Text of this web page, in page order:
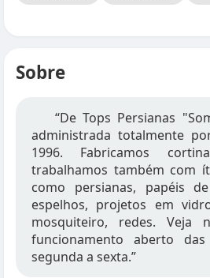
Sobre
“De Tops Persianas
administrada totalmente
1996. Fabricamos
trabalhamos também com
como persianas, papéis
espelhos, projetos em
mosquiteiro, redes. Veja
funcionamento aberto
segunda a sexta.”